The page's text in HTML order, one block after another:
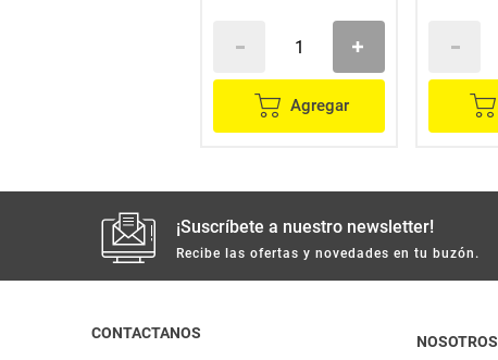
Agregar
¡Suscríbete a nuestro newsletter!
Recibe las ofertas y novedades en tu buzón.
CONTACTANOS NOSOTROS